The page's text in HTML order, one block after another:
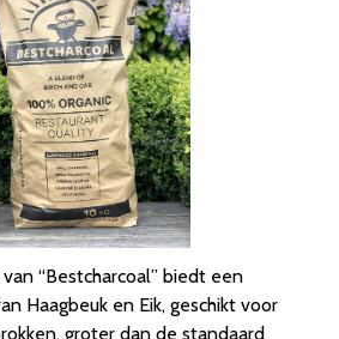
“Bestcharcoal” biedt een
Haagbeuk en Eik, geschikt voor
groter dan de standaard